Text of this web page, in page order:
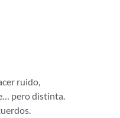
ruido,
pero distinta.